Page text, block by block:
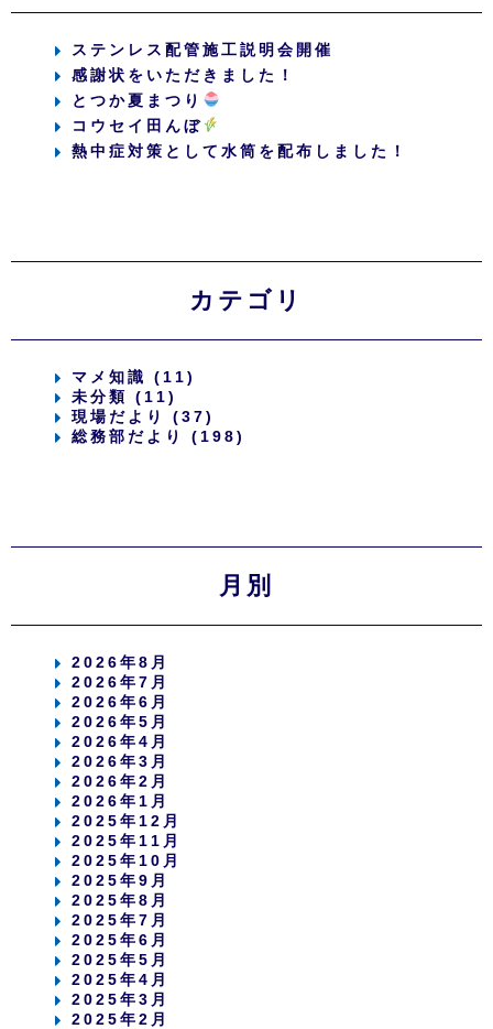
ステンレス配管施工説明会開催
感謝状をいただきました！
とつか夏まつり
コウセイ田んぼ
熱中症対策として水筒を配布しました！
カテゴリ
マメ知識 (11)
未分類 (11)
現場だより (37)
総務部だより (198)
月別
2026年8月
2026年7月
2026年6月
2026年5月
2026年4月
2026年3月
2026年2月
2026年1月
2025年12月
2025年11月
2025年10月
2025年9月
2025年8月
2025年7月
2025年6月
2025年5月
2025年4月
2025年3月
2025年2月